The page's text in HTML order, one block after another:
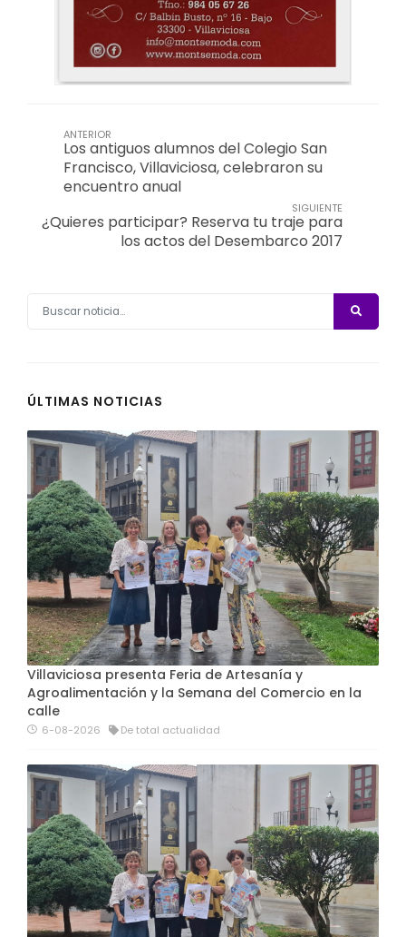
ANTERIOR
Los antiguos alumnos del Colegio San
Francisco, Villaviciosa, celebraron su
encuentro anual
SIGUIENTE
¿Quieres participar? Reserva tu traje para
los actos del Desembarco 2017
ÚLTIMAS NOTICIAS
Villaviciosa presenta Feria de Artesanía y
Agroalimentación y la Semana del Comercio en la
calle
6-08-2026 De total actualidad